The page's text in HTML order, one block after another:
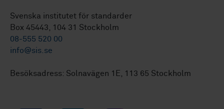
Svenska institutet för standarder
Box 45443, 104 31 Stockholm
08-555 520 00
info@sis.se
Besöksadress: Solnavägen 1E, 113 65 Stockholm